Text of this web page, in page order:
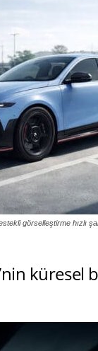
görselleştirme hızlı
küresel